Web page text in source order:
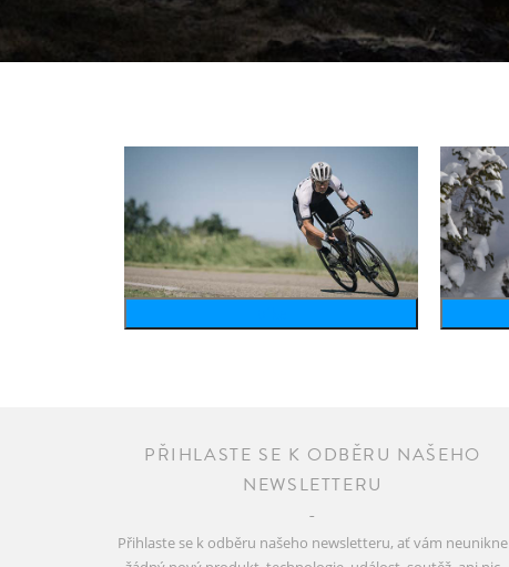
PŘIHLASTE SE K ODBĚRU NAŠEHO
NEWSLETTERU
Přihlaste se k odběru našeho newsletteru, ať vám neunikne